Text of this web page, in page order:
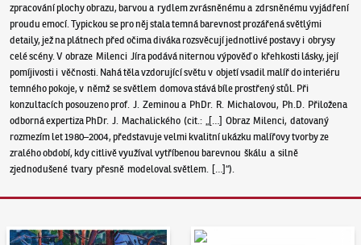
zpracování plochy obrazu, barvou a rydlem zvrásněnému a zdrsněnému vyjádření
proudu emocí. Typickou se pro něj stala temná barevnost prozářená světlými
detaily, jež na plátnech před očima diváka rozsvěcují jednotlivé postavy i obrysy
celé scény. V obraze Milenci Jíra podává niternou výpověď o křehkosti lásky, její
pomíjivosti i věčnosti. Nahá těla vzdorující světu v objetí vsadil malíř do interiéru
temného pokoje, v němž se světlem domova stává bíle prostřený stůl. Při
konzultacích posouzeno prof. J. Zeminou a PhDr. R. Michalovou, Ph.D. Přiložena
odborná expertiza PhDr. J. Machalického (cit.: „[…] Obraz Milenci, datovaný
rozmezím let 1980–2004, představuje velmi kvalitní ukázku malířovy tvorby ze
zralého období, kdy citlivě využíval vytříbenou barevnou škálu a silně
zjednodušené tvary přesně modeloval světlem. […]“).
Aukční den 95 Dražit online - Artslimit